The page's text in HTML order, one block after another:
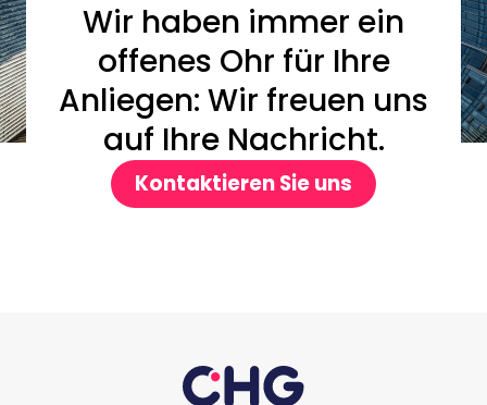
Wir haben immer ein
offenes Ohr für Ihre
Anliegen: Wir freuen uns
auf Ihre Nachricht.
Kontaktieren Sie uns